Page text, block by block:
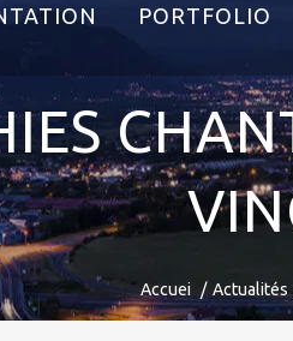
PORTFOLIO
Accuei Actualités